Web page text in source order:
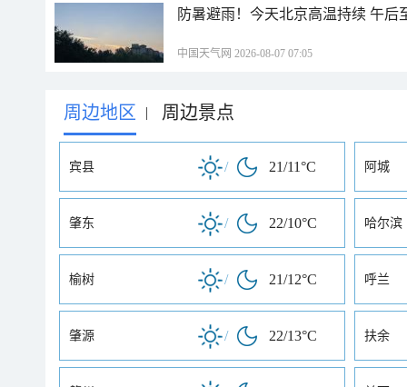
防暑避雨！今天北京高温持续 午
中国天气网 2026-08-07 07:05
周边地区 | 周边景点
宾县 / 21/11°C 阿城
肇东 / 22/10°C 哈尔滨
榆树 / 21/12°C 呼兰
肇源 / 22/13°C 扶余